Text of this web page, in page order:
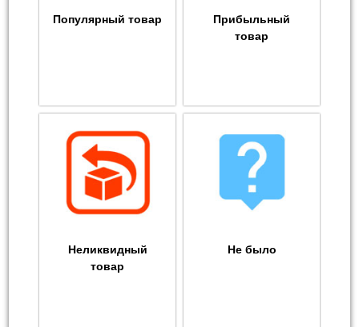
Популярный товар
Прибыльный
товар
Неликвидный
товар
Не было